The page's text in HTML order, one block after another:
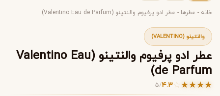
خانه - عطرها - عطر ادو پرفیوم والنتینو (Valentino Eau de Parfum)
والنتینو (VALENTINO)
عطر ادو پرفیوم والنتینو (Valentino Eau
de Parfum)
★
★
★
★
☆
4.3
/
5